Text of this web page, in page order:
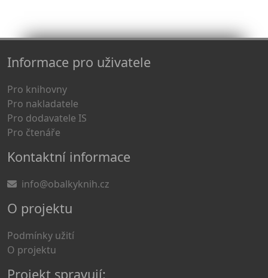
Informace pro uživatele
Pro knihovny
Pro nakladatele
Pro dodavatele IS
Pro čtenáře
Kontaktní informace
info@obalkyknih.cz
O projektu
Podmínky užití
O projektu
Projekt spravují: